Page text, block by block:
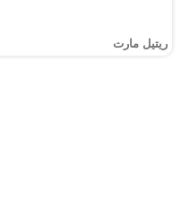
ريتيل مارت